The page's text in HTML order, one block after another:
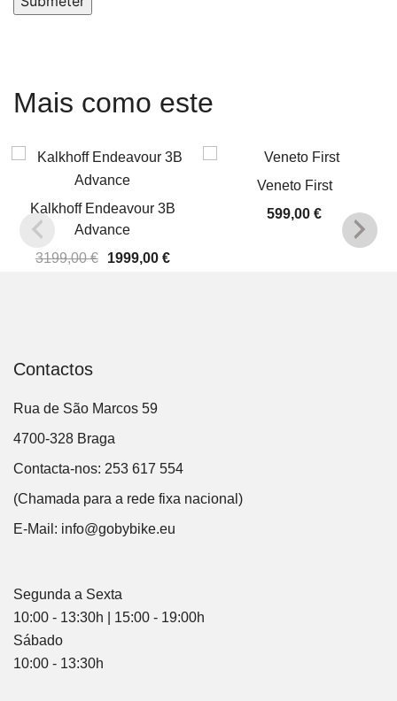
Mais como este
Kalkhoff Endeavour 3B
Advance
3199,00€
O
1999,00 €O
Veneto First
599,00€
Contactos
Rua de São Marcos 59
4700-328 Braga
Contacta-nos: 253 617 554
(Chamada para a rede fixa nacional)
E-Mail: info@gobybike.eu
Segunda a Sexta
10:00 - 13:30h | 15:00 - 19:00h
Sábado
10:00 - 13:30h